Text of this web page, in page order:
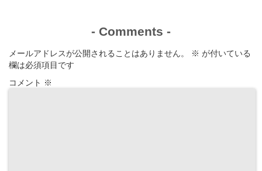
- Comments -
メールアドレスが公開されることはありません。 ※ が付いている
欄は必須項目です
コメント ※